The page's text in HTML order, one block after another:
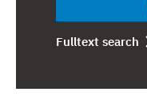
Fulltext search